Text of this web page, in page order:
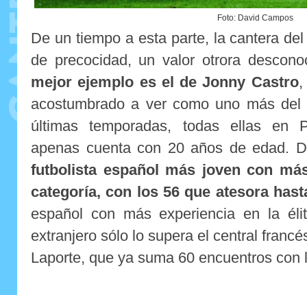
Foto: David Campos
De un tiempo a esta parte, la cantera
de precocidad, un valor otrora
mejor ejemplo es el de Jonny Castro,
acostumbrado a ver como uno más
últimas temporadas, todas ellas en
apenas cuenta con 20 años de edad.
futbolista español más joven con
categoría, con los 56 que atesora
español con más experiencia en la
extranjero sólo lo supera el central
Laporte, que ya suma 60 encuentros